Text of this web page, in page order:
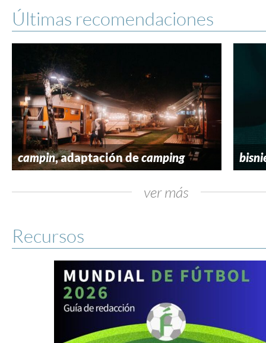
Últimas recomendaciones
campin, adaptación decamping
ver más
Recursos